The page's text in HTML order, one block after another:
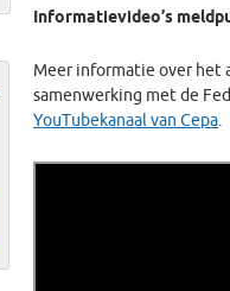
Informatievideo’s
Meer informatie over het
samenwerking met de
YouTubekanaal van Cepa